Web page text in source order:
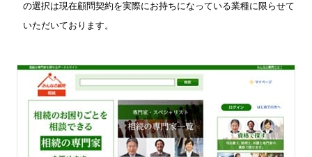
の選択は現在顧問契約を実際にお持ちになっている業種に限らせて
いただいております。